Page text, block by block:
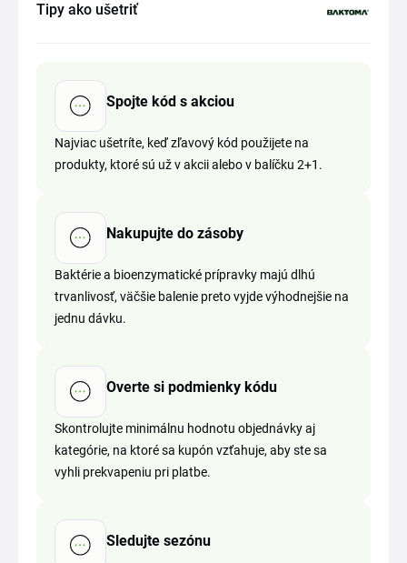
Tipy ako ušetriť
Spojte kód s akciou
Najviac ušetríte, keď zľavový kód použijete na
produkty, ktoré sú už v akcii alebo v balíčku 2+1.
Nakupujte do zásoby
Baktérie a bioenzymatické prípravky majú dlhú
trvanlivosť, väčšie balenie preto vyjde výhodnejšie na
jednu dávku.
Overte si podmienky kódu
Skontrolujte minimálnu hodnotu objednávky aj
kategórie, na ktoré sa kupón vzťahuje, aby ste sa
vyhli prekvapeniu pri platbe.
Sledujte sezónu